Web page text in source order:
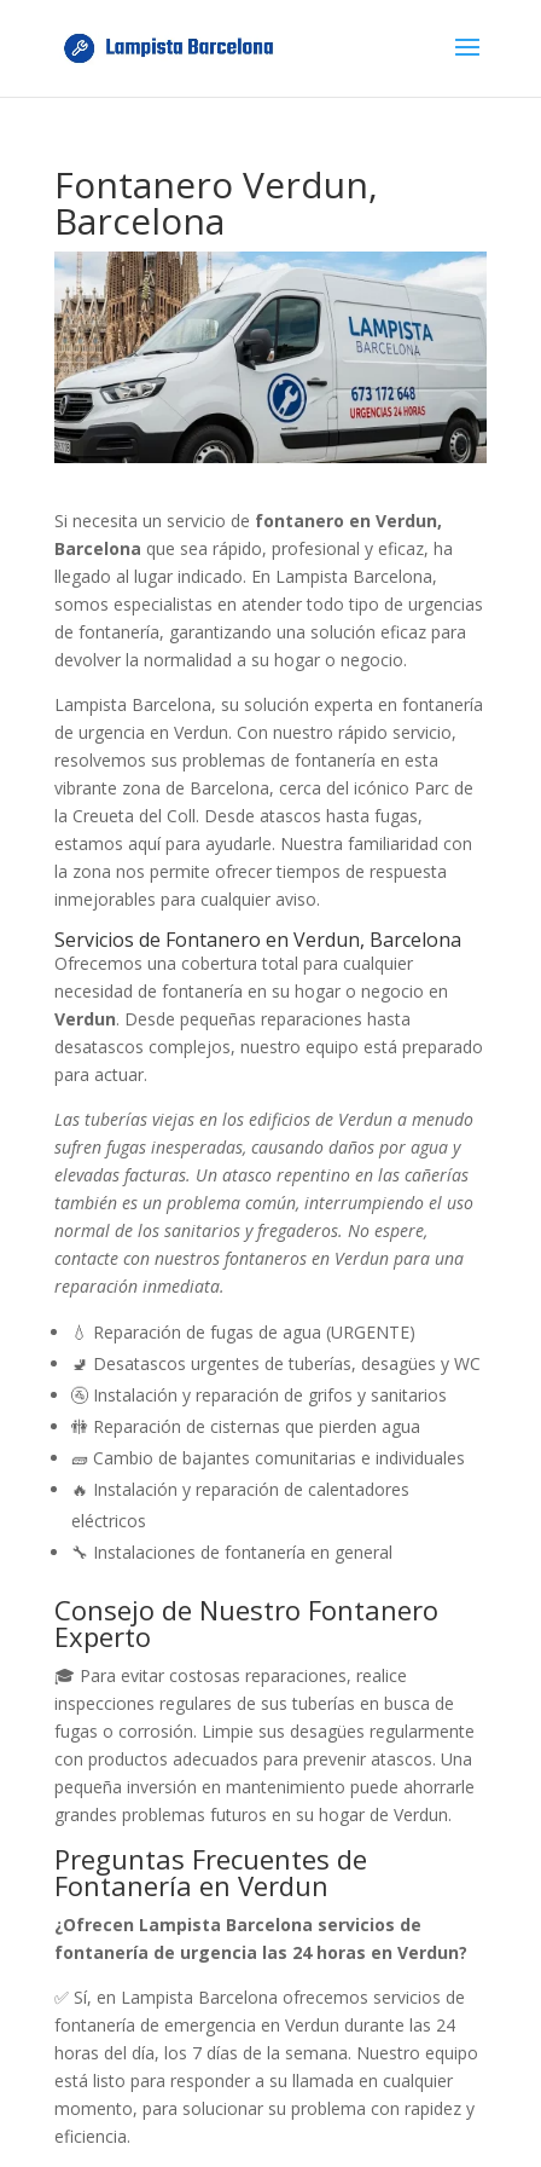
Fontanero Verdun,
Barcelona
Si necesita un servicio de fontanero en Verdun,
Barcelona que sea rápido, profesional y eficaz, ha
llegado al lugar indicado. En Lampista Barcelona,
somos especialistas en atender todo tipo de urgencias
de fontanería, garantizando una solución eficaz para
devolver la normalidad a su hogar o negocio.
Lampista Barcelona, su solución experta en fontanería
de urgencia en Verdun. Con nuestro rápido servicio,
resolvemos sus problemas de fontanería en esta
vibrante zona de Barcelona, cerca del icónico Parc de
la Creueta del Coll. Desde atascos hasta fugas,
estamos aquí para ayudarle. Nuestra familiaridad con
la zona nos permite ofrecer tiempos de respuesta
inmejorables para cualquier aviso.
Servicios de Fontanero en Verdun, Barcelona
Ofrecemos una cobertura total para cualquier
necesidad de fontanería en su hogar o negocio en
Verdun. Desde pequeñas reparaciones hasta
desatascos complejos, nuestro equipo está preparado
para actuar.
Las tuberías viejas en los edificios de Verdun a menudo
sufren fugas inesperadas, causando daños por agua y
elevadas facturas. Un atasco repentino en las cañerías
también es un problema común, interrumpiendo el uso
normal de los sanitarios y fregaderos. No espere,
contacte con nuestros fontaneros en Verdun para una
reparación inmediata.
💧 Reparación de fugas de agua (URGENTE)
🚽 Desatascos urgentes de tuberías, desagües y WC
🚰 Instalación y reparación de grifos y sanitarios
🚻 Reparación de cisternas que pierden agua
🧱 Cambio de bajantes comunitarias e individuales
🔥 Instalación y reparación de calentadores
eléctricos
🔧 Instalaciones de fontanería en general
Consejo de Nuestro Fontanero
Experto
🎓 Para evitar costosas reparaciones, realice
inspecciones regulares de sus tuberías en busca de
fugas o corrosión. Limpie sus desagües regularmente
con productos adecuados para prevenir atascos. Una
pequeña inversión en mantenimiento puede ahorrarle
grandes problemas futuros en su hogar de Verdun.
Preguntas Frecuentes de
Fontanería en Verdun
¿Ofrecen Lampista Barcelona servicios de
fontanería de urgencia las 24 horas en Verdun?
✅ Sí, en Lampista Barcelona ofrecemos servicios de
fontanería de emergencia en Verdun durante las 24
horas del día, los 7 días de la semana. Nuestro equipo
está listo para responder a su llamada en cualquier
momento, para solucionar su problema con rapidez y
eficiencia.